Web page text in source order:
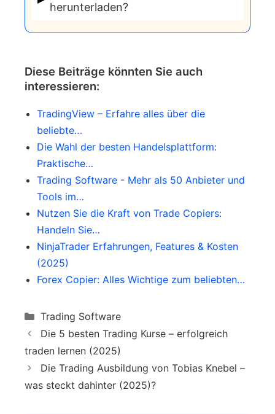
mehr Funktionen und eine tiefere
regelmäßige Updates und
der Händler zu erfüllen und die
herunterladen?
Beide Plattformen können von den
oder von den Websites der meisten
Forex-Broker heruntergeladen werden.
Diese Beiträge könnten Sie auch
interessieren:
TradingView – Erfahre alles über die
beliebte…
Die Wahl der besten Handelsplattform:
Praktische…
Trading Software - Mehr als 50 Anbieter und
Tools im…
Nutzen Sie die Kraft von Trade Copiers:
Handeln Sie…
NinjaTrader Erfahrungen, Features & Kosten
(2025)
Forex Copier: Alles Wichtige zum beliebten…
Categories
Trading Software
Die 5 besten Trading Kurse – erfolgreich
traden lernen (2025)
Die Trading Ausbildung von Tobias Knebel –
was steckt dahinter (2025)?